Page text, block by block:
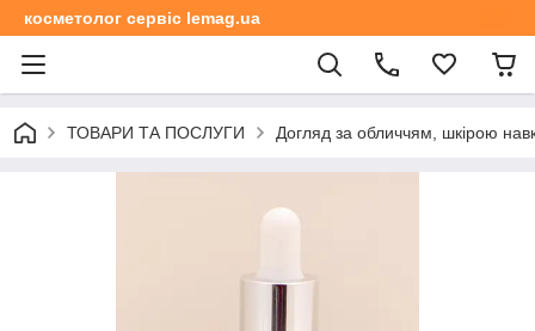
косметолог сервіс lemag.ua
ТОВАРИ ТА ПОСЛУГИ Догляд за обличчям, шкірою